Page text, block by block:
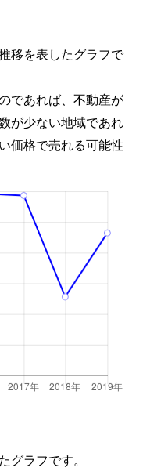
移を表したグラフで
であれば、不動産が
が少ない地域であれ
価格で売れる可能性
ラフです。